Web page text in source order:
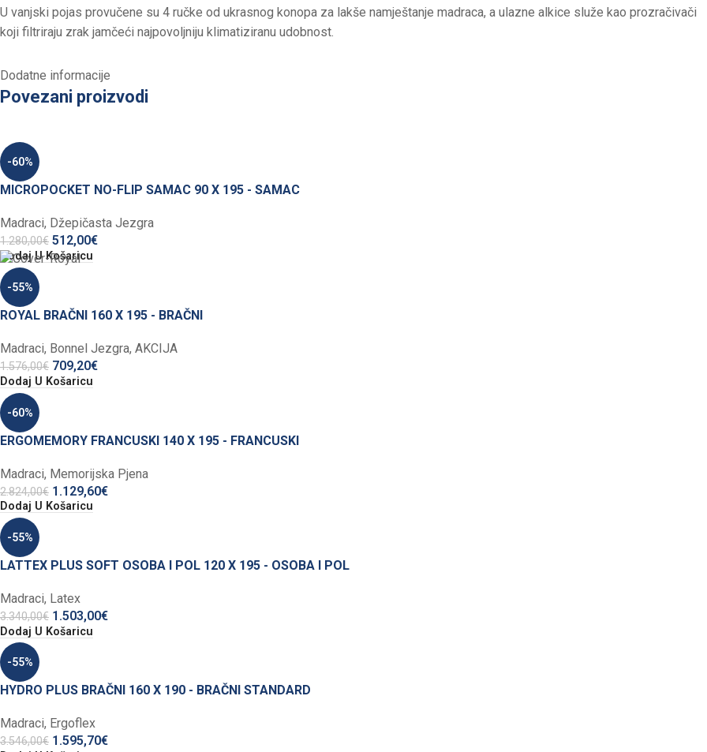
U vanjski pojas provučene su 4 ručke od ukrasnog konopa za lakše namještanje madraca, a ulazne alkice služe kao prozračivači
koji filtriraju zrak jamčeći najpovoljniju klimatiziranu udobnost.
Dodatne informacije
Povezani proizvodi
-60%
MICROPOCKET NO-FLIP SAMAC 90 X 195 - SAMAC
Madraci, Džepičasta Jezgra
1.280,00€ 512,00€
Dodaj U Košaricu
-55%
ROYAL BRAČNI 160 X 195 - BRAČNI
Madraci, Bonnel Jezgra, AKCIJA
1.576,00€ 709,20€
Dodaj U Košaricu
-60%
ERGOMEMORY FRANCUSKI 140 X 195 - FRANCUSKI
Madraci, Memorijska Pjena
2.824,00€ 1.129,60€
Dodaj U Košaricu
-55%
LATTEX PLUS SOFT OSOBA I POL 120 X 195 - OSOBA I POL
Madraci, Latex
3.340,00€ 1.503,00€
Dodaj U Košaricu
-55%
HYDRO PLUS BRAČNI 160 X 190 - BRAČNI STANDARD
Madraci, Ergoflex
3.546,00€ 1.595,70€